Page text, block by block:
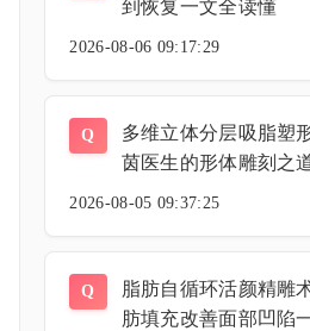
到恢复一文全读懂
2026-08-06 09:17:29
Q
多维立体分层吸脂塑
茵医生的形体雕刻之
2026-08-05 09:37:25
Q
脂肪自循环活颜精雕
肪填充改善面部凹陷